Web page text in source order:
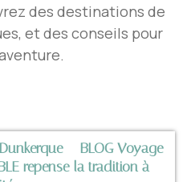
des destinations de
et des conseils pour
– BLOG Voyage
repense la tradition à